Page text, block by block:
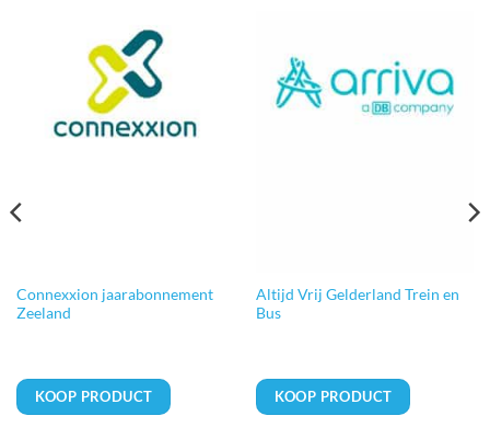
Connexxion jaarabonnement
Zeeland
KOOP PRODUCT
Altijd Vrij Gelderland Trein en
Bus
KOOP PRODUCT